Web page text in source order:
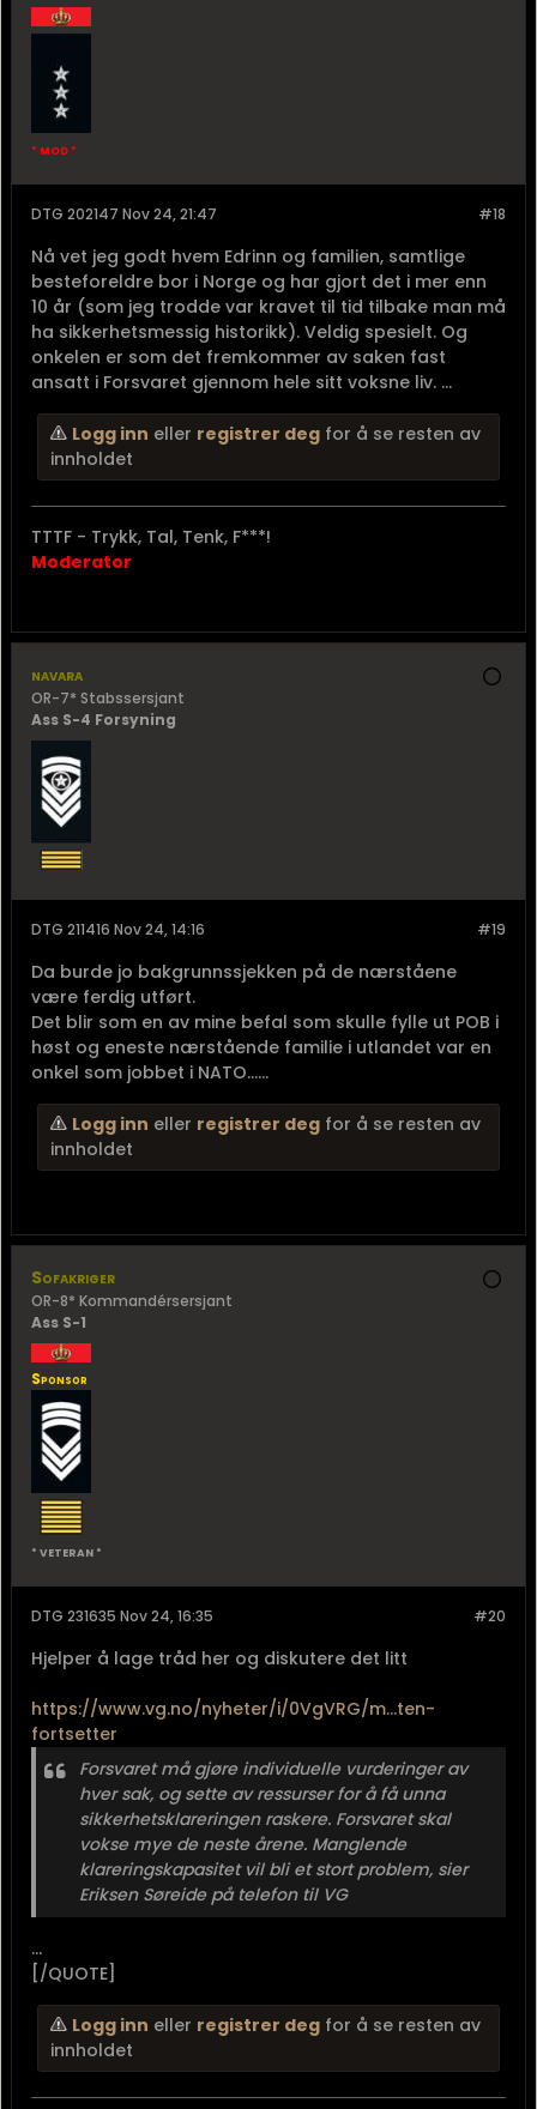
* MOD *
#18
DTG 202147 Nov 24, 21:47
Nå vet jeg godt hvem Edrinn og familien, samtlige
besteforeldre bor i Norge og har gjort det i mer enn
10 år (som jeg trodde var kravet til tid tilbake man må
ha sikkerhetsmessig historikk). Veldig spesielt. Og
onkelen er som det fremkommer av saken fast
ansatt i Forsvaret gjennom hele sitt voksne liv. ...
Logg inn eller registrer deg for å se resten av
innholdet
TTTF - Trykk, Tal, Tenk, F***!
Moderator
navara
OR-7* Stabssersjant
Ass S-4 Forsyning
#19
DTG 211416 Nov 24, 14:16
Da burde jo bakgrunnssjekken på de nærståene
være ferdig utført.
Det blir som en av mine befal som skulle fylle ut POB i
høst og eneste nærstående familie i utlandet var en
onkel som jobbet i NATO......
Logg inn eller registrer deg for å se resten av
innholdet
Sofakriger
OR-8* Kommandérsersjant
Ass S-1
Sponsor
* VETERAN *
#20
DTG 231635 Nov 24, 16:35
Hjelper å lage tråd her og diskutere det litt
https://www.vg.no/nyheter/i/0VgVRG/m...ten-
fortsetter
Forsvaret må gjøre individuelle vurderinger av
hver sak, og sette av ressurser for å få unna
sikkerhetsklareringen raskere. Forsvaret skal
vokse mye de neste årene. Manglende
klareringskapasitet vil bli et stort problem, sier
Eriksen Søreide på telefon til VG
...
[/QUOTE]
Logg inn eller registrer deg for å se resten av
innholdet